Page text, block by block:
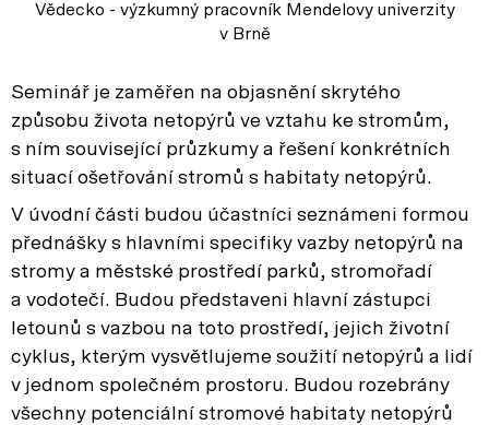
Vědecko - výzkumný pracovník Mendelovy univerzity
v Brně
Seminář je zaměřen na objasnění skrytého
způsobu života netopýrů ve vztahu ke stromům,
s ním související průzkumy a řešení konkrétních
situací ošetřování stromů s habitaty netopýrů.
V úvodní části budou účastníci seznámeni formou
přednášky s hlavními specifiky vazby netopýrů na
stromy a městské prostředí parků, stromořadí
a vodotečí. Budou představeni hlavní zástupci
letounů s vazbou na toto prostředí, jejich životní
cyklus, kterým vysvětlujeme soužití netopýrů a lidí
v jednom společném prostoru. Budou rozebrány
všechny potenciální stromové habitaty netopýrů